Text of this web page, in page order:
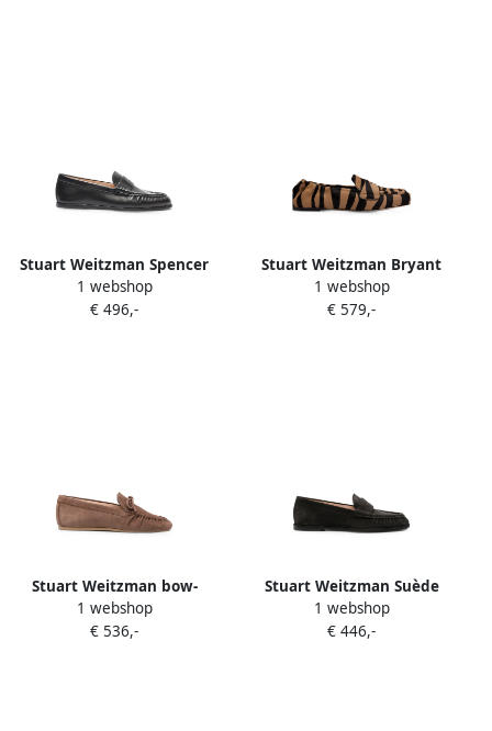
Stuart Weitzman Spencer
ruched-detail leather
loafers Zwart
1 webshop
€ 496,-
Stuart Weitzman Bryant
zebra-print loafers Bruin
1 webshop
€ 579,-
Stuart Weitzman bow-
embellishment loafers
Bruin
1 webshop
€ 536,-
Stuart Weitzman Suède
loafers Zwart
1 webshop
€ 446,-